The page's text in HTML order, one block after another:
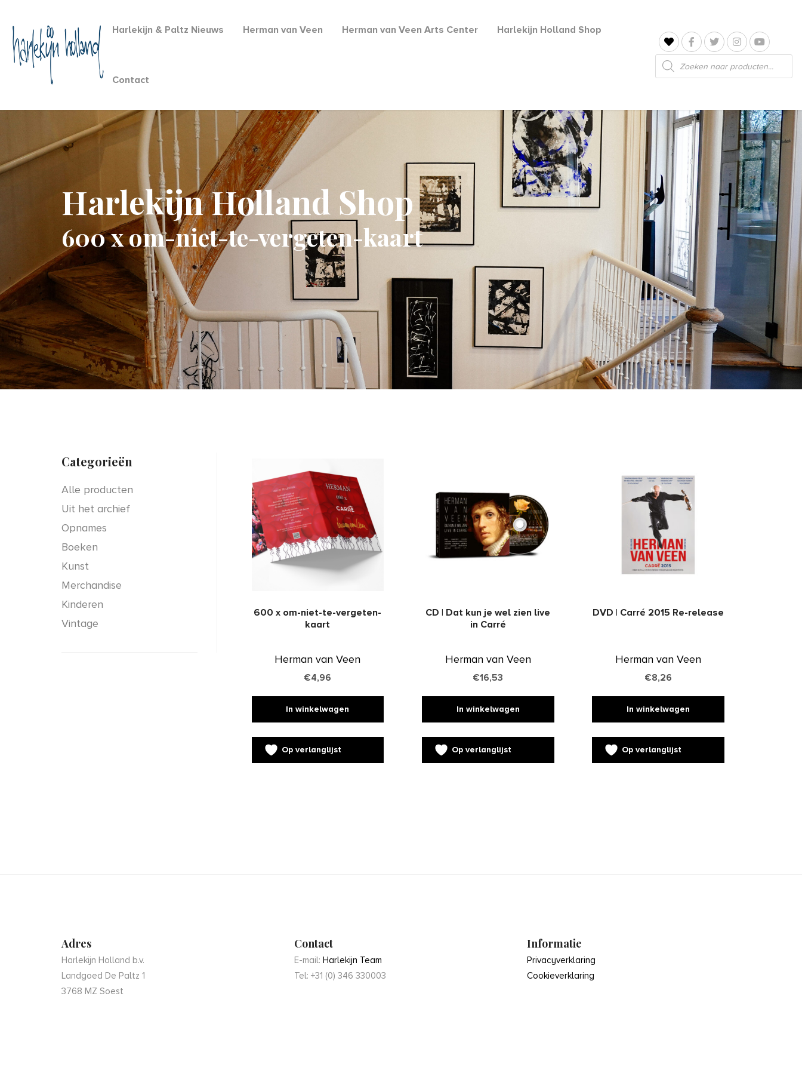
Harlekijn & Paltz Nieuws Herman van Veen Herman van Veen Arts Center Harlekijn Holland Shop
Contact
Producten
zoeken
Harlekijn Holland Shop
600 x om-niet-te-vergeten-kaart
Categorieën
Alle producten
Uit het archief
Opnames
Boeken
Kunst
Merchandise
Kinderen
Vintage
600 x om-niet-te-vergeten-
kaart
Herman van Veen
€4,96
In winkelwagen
Op verlanglijst
CD | Dat kun je wel zien live
in Carré
Herman van Veen
€16,53
In winkelwagen
Op verlanglijst
DVD | Carré 2015 Re-release
Herman van Veen
€8,26
In winkelwagen
Op verlanglijst
Adres
Harlekijn Holland b.v.
Landgoed De Paltz 1
3768 MZ Soest
Contact
E-mail: Harlekijn Team
Tel: +31 (0) 346 330003
Informatie
Privacyverklaring
Cookieverklaring